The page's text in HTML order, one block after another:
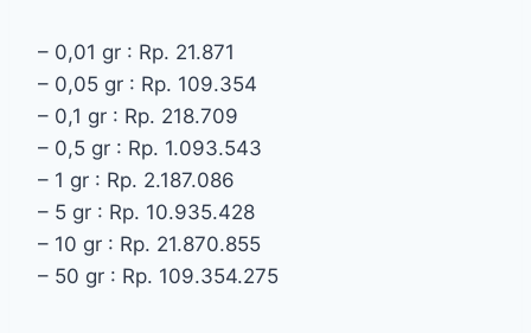
– 0,01 gr : Rp. 21.871
– 0,05 gr : Rp. 109.354
– 0,1 gr : Rp. 218.709
– 0,5 gr : Rp. 1.093.543
– 1 gr : Rp. 2.187.086
– 5 gr : Rp. 10.935.428
– 10 gr : Rp. 21.870.855
– 50 gr : Rp. 109.354.275